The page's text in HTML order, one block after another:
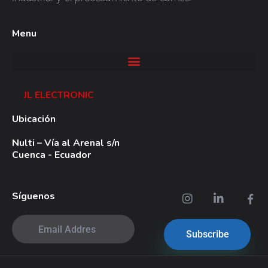
Menu
JL ELECTRONIC
Ubicación
Nulti – Vía al Arenal s/n
Cuenca - Ecuador
Síguenos